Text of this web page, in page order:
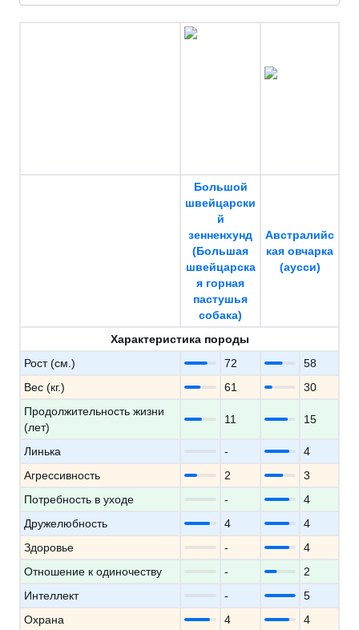
Большой
швейцарски
й
зенненхунд
(Большая
швейцарска
я горная
пастушья
собака)
Австралийс
кая овчарка
(аусси)
Характеристика породы
Рост (см.)
72
58
Вес (кг.)
61
30
Продолжительность жизни
(лет)
11 15
Линька -
4
Агрессивность
2
3
Потребность в уходе
-
4
Дружелюбность
4
4
Здоровье
-
4
Отношение к одиночеству
-
2
Интеллект
-
5
Охрана
4
4